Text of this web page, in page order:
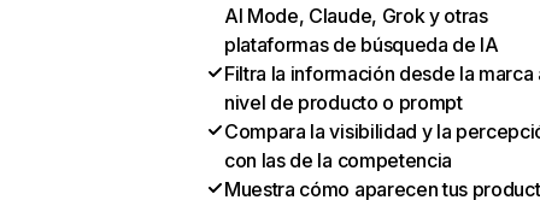
AI Mode, Claude, Grok y otras
plataformas de búsqueda de IA
Filtra la información desde la marca
nivel de producto o prompt
Compara la visibilidad y la
con las de la competencia
Muestra cómo aparecen tus